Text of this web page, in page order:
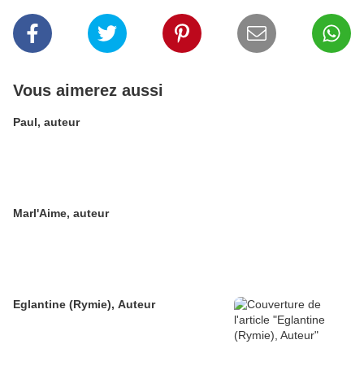
Vous aimerez aussi
Paul, auteur
Marl'Aime, auteur
Eglantine (Rymie), Auteur